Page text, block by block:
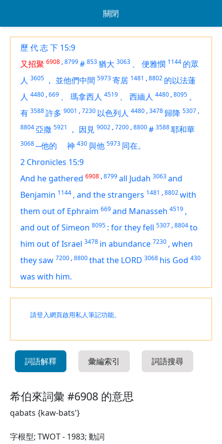
關閉
歷 代 志 下 15:9
又招聚 6908 ,8799# 853猶大 3063 、 便雅憫 1144 的眾
人 3605 ， 並他們中間 5973寄居 1481 ,8802 的以法蓮
人 4480 ,669 、 瑪拿西人 4519 、 西緬人 4480 ,8095 。
有 3588許多 9001 ,7230 以色列人 4480 ,3478 歸降 5307 ,
8804亞撒 5921 ， 因見 9002 ,7200 ,8800# 3588耶和華
3068─他的 神 430與他 5973 同在。
2 Chronicles 15:9
And he gathered 6908 ,8799all Judah 3063and
Benjamin 1144 , and the strangers 1481 ,8802with
them out of Ephraim 669and Manasseh 4519 ,
and out of Simeon 8095 : for they fell 5307 ,8804to
him out of Israel 3478 in abundance 7230 , when
they saw 7200 ,8800that the LORD 3068 his God 430
was with him.
請登入網頁啟用私人筆記功能。
詞語解釋 彙編索引 詞語搜尋
希伯來詞彙 #6908 的意思
qabats {kaw-bats'}
字根型; TWOT - 1983; 動詞